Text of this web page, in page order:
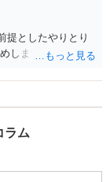
提としたやりとり
します。
ラム